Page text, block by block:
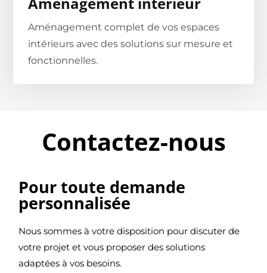
Aménagement complet de vos espaces
intérieurs avec des solutions sur mesure et
fonctionnelles.
Contactez-nous
Pour toute demande
personnalisée
Nous sommes à votre disposition pour discuter de
votre projet et vous proposer des solutions
adaptées à vos besoins.